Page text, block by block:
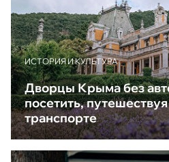
ИСТОРИЯ И КУЛЬТУРА
Дворцы Крыма без
посетить,
транспорте